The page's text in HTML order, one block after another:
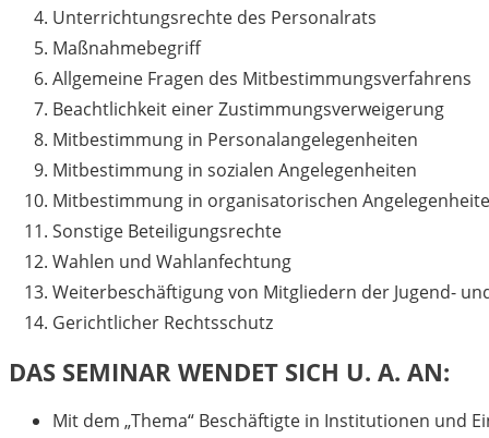
Unterrichtungsrechte des Personalrats
Maßnahmebegriff
Allgemeine Fragen des Mitbestimmungsverfahrens
Beachtlichkeit einer Zustimmungsver­weigerung
Mitbestimmung in Personalangelegenheiten
Mitbestimmung in sozialen Angelegenheiten
Mitbestimmung in organisatorischen
Sonstige Beteiligungsrechte
Wahlen und Wahlanfechtung
Weiterbeschäftigung von Mitgliedern der Jugend-
Gerichtlicher Rechtsschutz
DAS SEMINAR WENDET SICH U. A. AN:
Mit dem „Thema“ Beschäftigte in Institutionen und